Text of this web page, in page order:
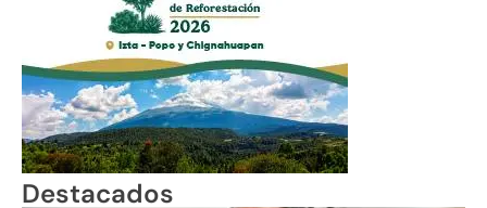
Destacados